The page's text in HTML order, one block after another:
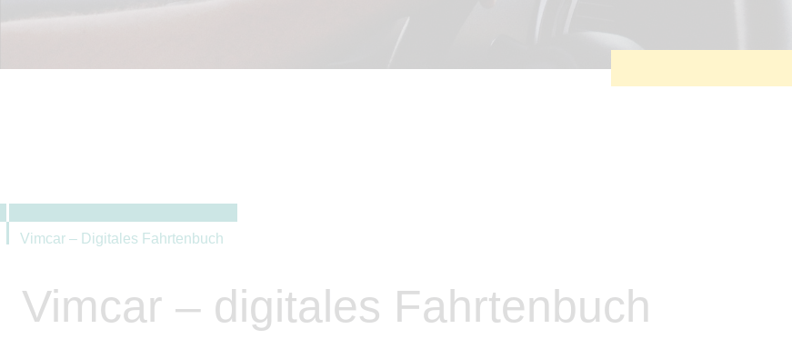
Vimcar – Digitales Fahrtenbuch
Vimcar – digitales Fahrtenbuch